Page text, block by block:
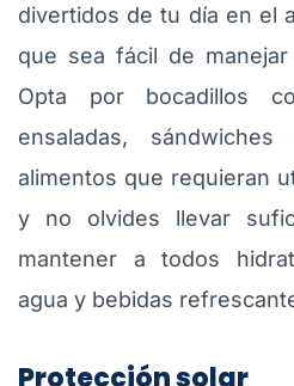
divertidos de tu día en el
que sea fácil de
Opta por bocadillos
ensaladas,
alimentos que requieran
y no olvides llevar
mantener a todos
agua y bebidas
Protección solar